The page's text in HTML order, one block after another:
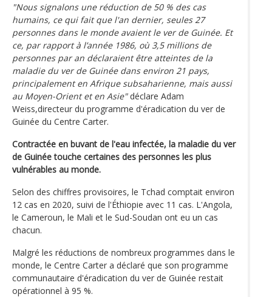
"Nous signalons une réduction de 50 % des cas
humains, ce qui fait que l'an dernier, seules 27
personnes dans le monde avaient le ver de Guinée. Et
ce, par rapport à l’année 1986, où 3,5 millions de
personnes par an déclaraient être atteintes de la
maladie du ver de Guinée dans environ 21 pays,
principalement en Afrique subsaharienne, mais aussi
au Moyen-Orient et en Asie"déclare Adam
Weiss,directeur du programme d'éradication du ver de
Guinée du Centre Carter.
Contractée en buvant de l'eau infectée, la maladie du ver
de Guinée touche certaines des personnes les plus
vulnérables au monde.
Selon des chiffres provisoires, le Tchad comptait environ
12 cas en 2020, suivi de l'Éthiopie avec 11 cas. L'Angola,
le Cameroun, le Mali et le Sud-Soudan ont eu un cas
chacun.
Malgré les réductions de nombreux programmes dans le
monde, le Centre Carter a déclaré que son programme
communautaire d'éradication du ver de Guinée restait
opérationnel à 95 %.